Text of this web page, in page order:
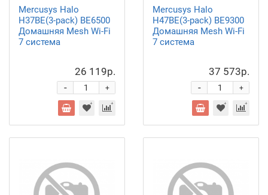
Mercusys Halo
H37BE(3-pack) BE6500
Домашняя Mesh Wi-Fi
7 система
26 119р.
+
-
Mercusys Halo
H47BE(3-pack) BE9300
Домашняя Mesh Wi-Fi
7 система
37 573р.
+
-